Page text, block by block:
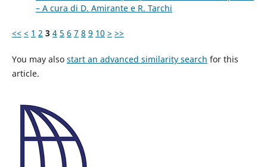
– A cura di D. Amirante e R. Tarchi
<< < 1 2 3 4 5 6 7 8 9 10 > >>
You may also start an advanced similarity search for this
article.